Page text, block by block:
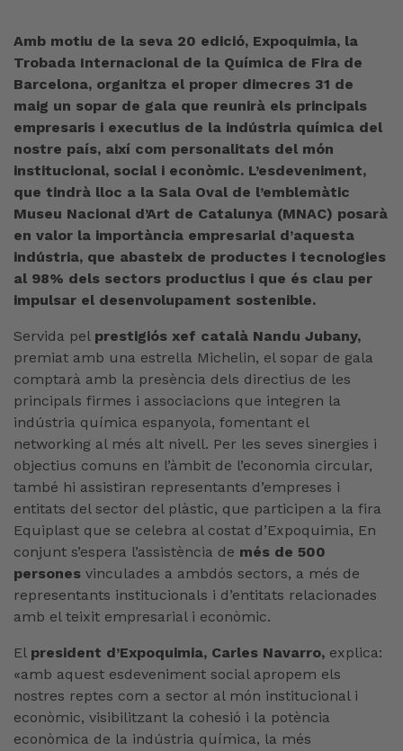
Amb motiu de la seva 20 edició, Expoquimia, la
Trobada Internacional de la Química de Fira de
Barcelona, organitza el proper dimecres 31 de
maig un sopar de gala que reunirà els principals
empresaris i executius de la indústria química del
nostre país, així com personalitats del món
institucional, social i econòmic. L’esdeveniment,
que tindrà lloc a la Sala Oval de l’emblemàtic
Museu Nacional d’Art de Catalunya (MNAC) posarà
en valor la importància empresarial d’aquesta
indústria, que abasteix de productes i tecnologies
al 98% dels sectors productius i que és clau per
impulsar el desenvolupament sostenible.
Servida pel prestigiós xef català Nandu Jubany,
premiat amb una estrella Michelin, el sopar de gala
comptarà amb la presència dels directius de les
principals firmes i associacions que integren la
indústria química espanyola, fomentant el
networking al més alt nivell. Per les seves sinergies i
objectius comuns en l’àmbit de l’economia circular,
també hi assistiran representants d’empreses i
entitats del sector del plàstic, que participen a la fira
Equiplast que se celebra al costat d’Expoquimia, En
conjunt s’espera l’assistència de més de 500
persones vinculades a ambdós sectors, a més de
representants institucionals i d’entitats relacionades
amb el teixit empresarial i econòmic.
El president d’Expoquimia, Carles Navarro, explica:
«amb aquest esdeveniment social apropem els
nostres reptes com a sector al món institucional i
econòmic, visibilitzant la cohesió i la potència
econòmica de la indústria química, la més